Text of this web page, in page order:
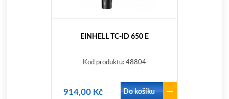
EINHELL TC-ID 650 E
Kod produktu: 48804
914,00 Kč Do košíku